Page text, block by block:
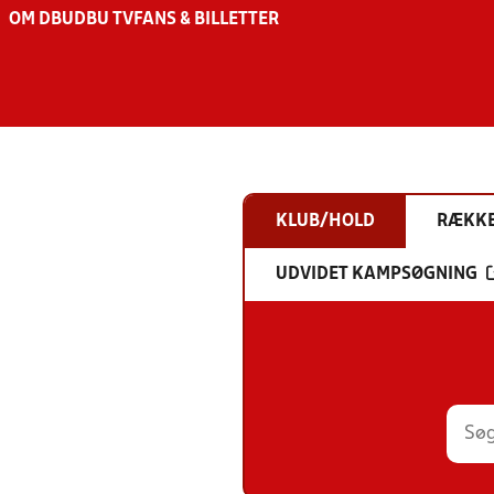
OM DBU DBU TV FANS & BILLETTER
KLUB/HOLD
UDVIDET KAMPSØGNING